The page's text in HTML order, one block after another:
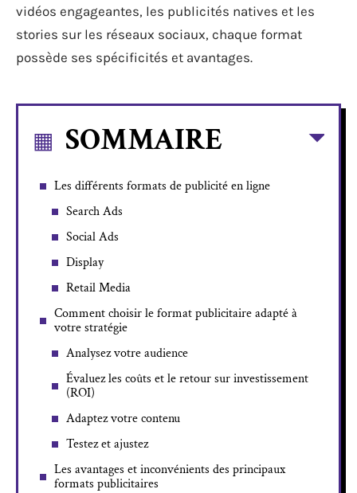
vidéos engageantes, les publicités natives et les
stories sur les réseaux sociaux, chaque format
possède ses spécificités et avantages.
SOMMAIRE
Les différents formats de publicité en ligne
Search Ads
Social Ads
Display
Retail Media
Comment choisir le format publicitaire adapté à
votre stratégie
Analysez votre audience
Évaluez les coûts et le retour sur investissement
(ROI)
Adaptez votre contenu
Testez et ajustez
Les avantages et inconvénients des principaux
formats publicitaires